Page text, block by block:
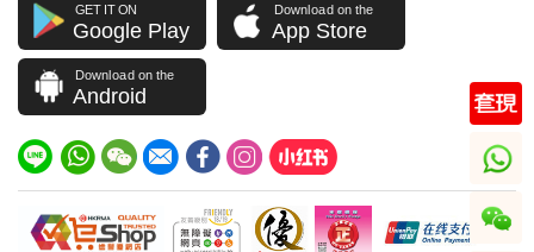
GET IT ON
Google Play
Download on the
App Store
Download on the
Android
whatsapp